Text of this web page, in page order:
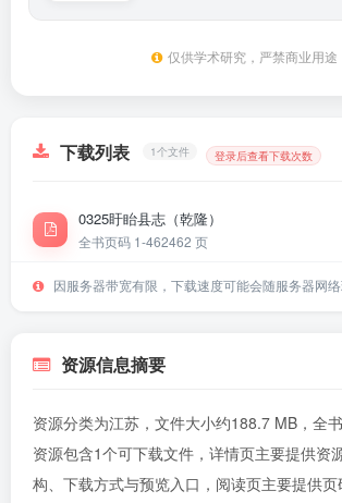
仅供学术研究，严禁商业用途
下载列表 1个文件 登录后查看下载次数
0325盱眙县志（乾隆）
全书页码 1-462462 页
因服务器带宽有限，下载速度可能会随服务器网
资源信息摘要
资源分类为江苏，文件大小约188.7 MB，全
资源包含1个可下载文件，详情页主要提供资
构、下载方式与预览入口，阅读页主要提供